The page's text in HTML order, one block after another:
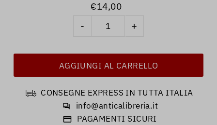
€14,00
- +
CONSEGNE EXPRESS IN TUTTA ITALIA
info@anticalibreria.it
PAGAMENTI SICURI